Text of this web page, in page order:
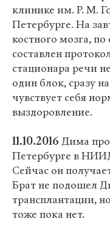
клинике им. Р. М.
Петербурге. На
костного мозга, по
составлен
стационара речи
один блок, сразу
чувствует себя
выздоровление.
11.10.2016 Дима
Петербурге в
Сейчас он
Брат не подошел
трансплантации,
тоже пока нет.